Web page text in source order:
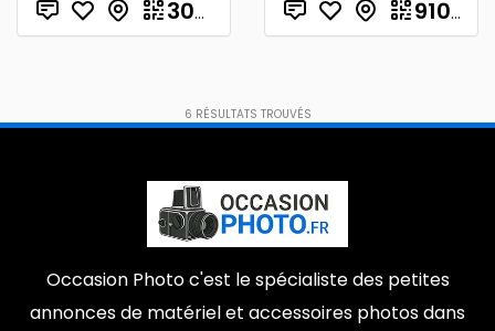
300.00 910.00
6 RÉSULTATS TROUVÉS
Occasion Photo c'est le spécialiste des petites
annonces de matériel et accessoires photos dans